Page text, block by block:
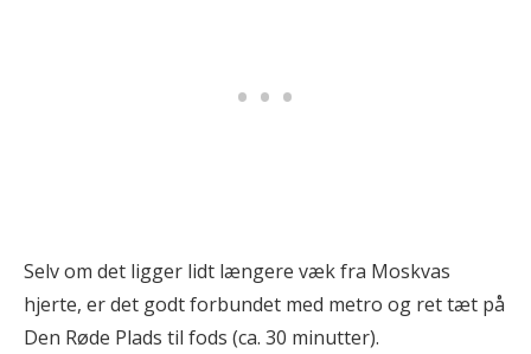
Selv om det ligger lidt længere væk fra Moskvas
hjerte, er det godt forbundet med metro og ret tæt på
Den Røde Plads til fods (ca. 30 minutter).